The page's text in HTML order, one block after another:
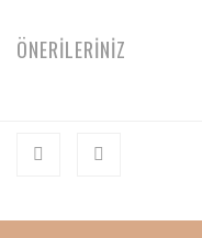
ÖNERİLERİNİZ